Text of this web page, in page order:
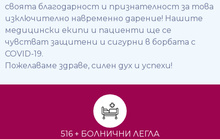
своята благодарност и признателност за това
изключително навременно дарение! Нашите
медицински екипи и пациенти ще се
чувстват защитени и сигурни в борбата с
COVID-19.
Пожелаваме здраве, силен дух и успехи!
516 + БОЛНИЧНИ ЛЕГЛА